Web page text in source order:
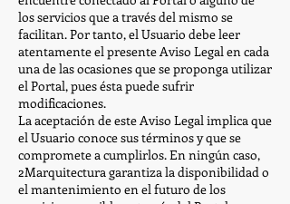
los servicios que a través del mismo se
facilitan. Por tanto, el Usuario debe leer
atentamente el presente Aviso Legal en cada
una de las ocasiones que se proponga utilizar
el Portal, pues ésta puede sufrir
modificaciones.
La aceptación de este Aviso Legal implica que
el Usuario conoce sus términos y que se
compromete a cumplirlos. En ningún caso,
2Marquitectura garantiza la disponibilidad o
el mantenimiento en el futuro de los